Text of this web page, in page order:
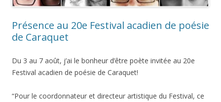
Présence au 20e Festival acadien de poésie
de Caraquet
Du 3 au 7 août, j’ai le bonheur d’être poète invitée au 20e
Festival acadien de poésie de Caraquet!
“Pour le coordonnateur et directeur artistique du Festival, ce